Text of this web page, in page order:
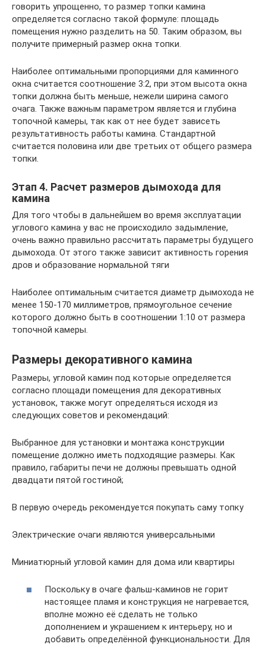
говорить упрощенно, то размер топки камина
определяется согласно такой формуле: площадь
помещения нужно разделить на 50. Таким образом, вы
получите примерный размер окна топки.
Наиболее оптимальными пропорциями для каминного
окна считается соотношение 3:2, при этом высота окна
топки должна быть меньше, нежели ширина самого
очага. Также важным параметром является и глубина
топочной камеры, так как от нее будет зависеть
результативность работы камина. Стандартной
считается половина или две третьих от общего размера
топки.
Этап 4. Расчет размеров дымохода для
камина
Для того чтобы в дальнейшем во время эксплуатации
углового камина у вас не происходило задымление,
очень важно правильно рассчитать параметры будущего
дымохода. От этого также зависит активность горения
дров и образование нормальной тяги
Наиболее оптимальным считается диаметр дымохода не
менее 150-170 миллиметров, прямоугольное сечение
которого должно быть в соотношении 1:10 от размера
топочной камеры.
Размеры декоративного камина
Размеры, угловой камин под которые определяется
согласно площади помещения для декоративных
установок, также могут определяться исходя из
следующих советов и рекомендаций:
Выбранное для установки и монтажа конструкции
помещение должно иметь подходящие размеры. Как
правило, габариты печи не должны превышать одной
двадцати пятой гостиной;
В первую очередь рекомендуется покупать саму топку
Электрические очаги являются универсальными
Миниатюрный угловой камин для дома или квартиры
Поскольку в очаге фальш-каминов не горит
настоящее пламя и конструкция не нагревается,
вполне можно её сделать не только
дополнением и украшением к интерьеру, но и
добавить определённой функциональности. Для